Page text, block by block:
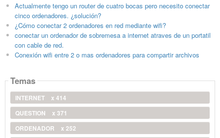
Actualmente tengo un router de cuatro bocas pero necesito conectar
cinco ordenadores. ¿solución?
¿Cómo conectar 2 ordenadores en red mediante wifi?
conectar un ordenador de sobremesa a internet atraves de un portatil
con cable de red.
Conexión wifi entre 2 o mas ordenadores para compartir archivos
Temas
INTERNET
x 414
QUESTION
x 371
ORDENADOR
x 252